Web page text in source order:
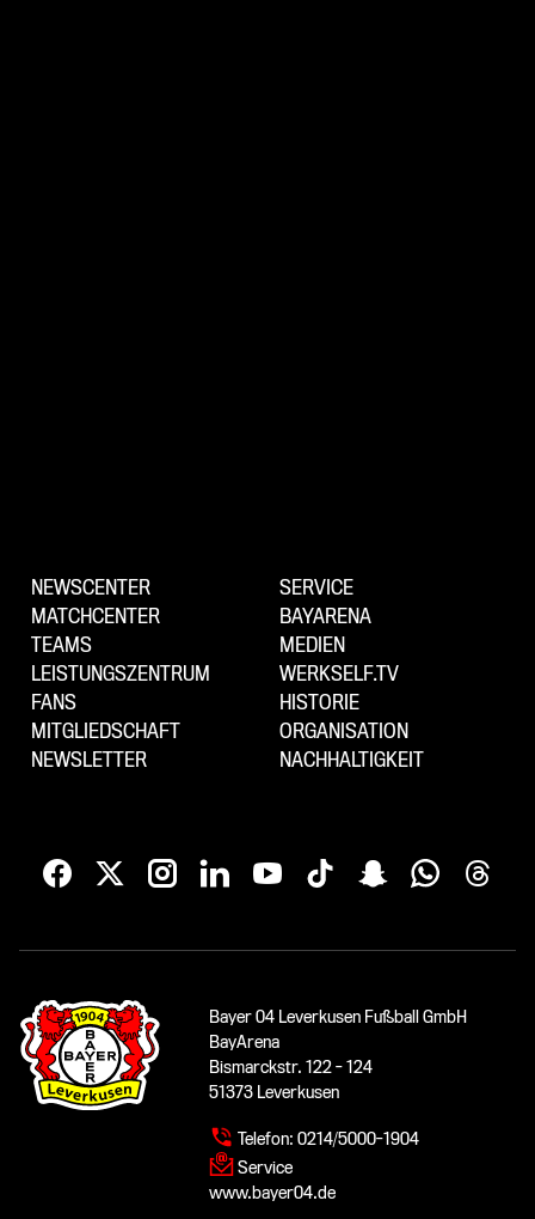
NEWSCENTER
MATCHCENTER
TEAMS
LEISTUNGSZENTRUM
FANS
MITGLIEDSCHAFT
NEWSLETTER
SERVICE
BAYARENA
MEDIEN
WERKSELF.TV
HISTORIE
ORGANISATION
NACHHALTIGKEIT
Bayer 04 Leverkusen Fußball GmbH
BayArena
Bismarckstr. 122 - 124
51373 Leverkusen
Telefon: 0214/5000-1904
Service
www.bayer04.de